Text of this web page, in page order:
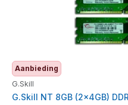
Aanbieding
G.Skill
G.Skill NT 8GB (2×4GB)